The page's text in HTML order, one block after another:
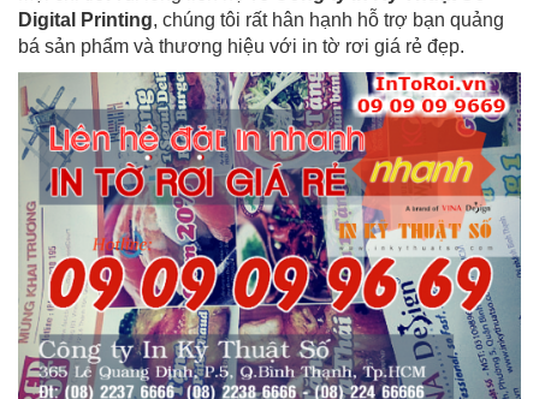
Digital Printing, chúng tôi rất hân hạnh hỗ trợ bạn quảng
bá sản phẩm và thương hiệu với in tờ rơi giá rẻ đẹp.